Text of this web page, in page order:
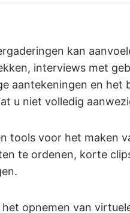
kan
interviews met
aantekeningen en het
u niet volledig
tools voor het maken
te ordenen, korte
opnemen van